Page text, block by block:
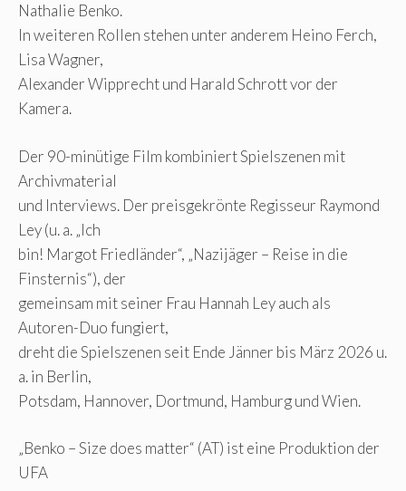
Nathalie Benko.
In weiteren Rollen stehen unter anderem Heino Ferch,
Lisa Wagner,
Alexander Wipprecht und Harald Schrott vor der
Kamera.
Der 90-minütige Film kombiniert Spielszenen mit
Archivmaterial
und Interviews. Der preisgekrönte Regisseur Raymond
Ley (u. a. „Ich
bin! Margot Friedländer“, „Nazijäger – Reise in die
Finsternis“), der
gemeinsam mit seiner Frau Hannah Ley auch als
Autoren-Duo fungiert,
dreht die Spielszenen seit Ende Jänner bis März 2026 u.
a. in Berlin,
Potsdam, Hannover, Dortmund, Hamburg und Wien.
„Benko – Size does matter“ (AT) ist eine Produktion der
UFA